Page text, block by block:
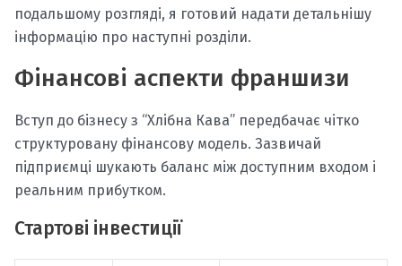
подальшому розгляді, я готовий надати детальнішу
інформацію про наступні розділи.​
Фінансові аспекти франшизи
Вступ до бізнесу з “Хлібна Кава” передбачає чітко
структуровану фінансову модель. Зазвичай
підприємці шукають баланс між доступним входом і
реальним прибутком.
Стартові інвестиції